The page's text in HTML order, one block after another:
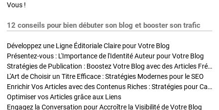
Vous !
12 conseils pour bien débuter son blog et booster son trafic
Développez une Ligne Éditoriale Claire pour Votre Blog
Présentez-vous : L'Importance de l'Identité Auteur pour Votre Blog
Stratégies de Publication : Boostez Votre Blog avec des Articles Fréquents et Exclusifs
L'Art de Choisir un Titre Efficace : Stratégies Modernes pour le SEO
Enrichir Vos Articles avec des Contenus Riches : Stratégies pour Captiver et Optimiser
Optimiser vos Articles grâce aux Liens
Engagez la Conversation pour Accroître la Visibilité de Votre Blog